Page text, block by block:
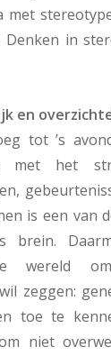
met
Denken in
en
tot ’s
met het
is een van
brein.
wereld
zeggen:
toe te
niet